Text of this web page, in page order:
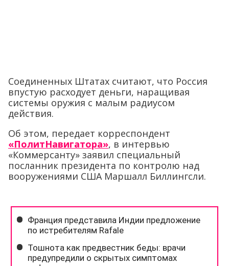
Соединенных Штатах считают, что Россия
впустую расходует деньги, наращивая
системы оружия с малым радиусом
действия.
Об этом, передает корреспондент
«ПолитНавигатора», в интервью
«Коммерсанту» заявил специальный
посланник президента по контролю над
вооружениями США Маршалл Биллингсли.